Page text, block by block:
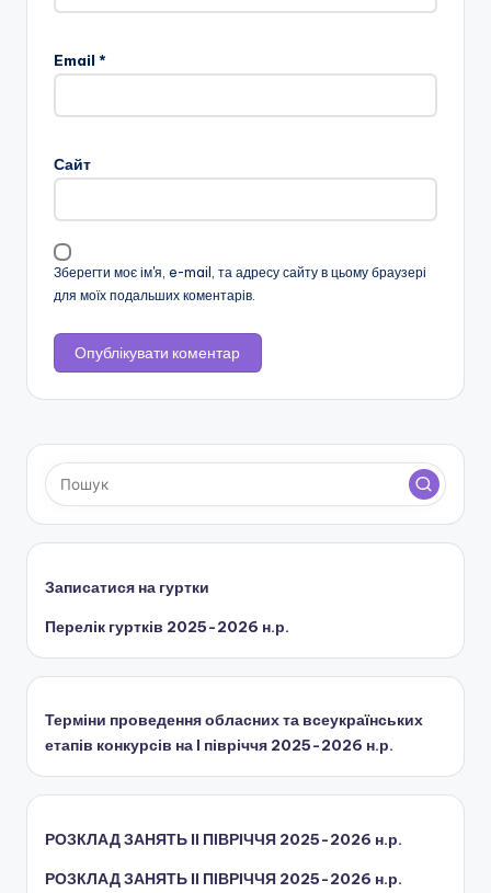
о
ї
а
д
Email *
Сайт
Зберегти моє ім'я, e-mail, та адресу сайту в цьому браузері
для моїх подальших коментарів.
Записатися на гуртки
Перелік гуртків 2025-2026 н.р.
Терміни проведення обласних та всеукраїнських
етапів конкурсів на І півріччя 2025-2026 н.р.
РОЗКЛАД ЗАНЯТЬ IІ ПІВРІЧЧЯ 2025-2026 н.р.
РОЗКЛАД ЗАНЯТЬ IІ ПІВРІЧЧЯ 2025-2026 н.р.